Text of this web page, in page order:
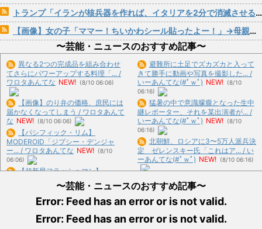
トランプ「イランが核兵器を作れば、イタリアを2分で消滅させる」メローニ「核を持っている国で実際に使ったアホはアメリカだけｗ」
【画像】女の子「ママー！ちいかわシール貼ったよー！」→母親の心をざわつかせてしまうｗｗｗｗ
〜芸能・ニュースのおすすめ記事〜
異なる2つの完成品を組み合わせ
てさらにパワーアップする料理「... /
ワロタあんてな NEW! (8/10 06:06)
【画像】のり弁の価格、庶民には
届かなくなってしまう / ワロタあんて
な NEW! (8/10 06:06)
【パシフィック・リム】
MODEROID「ジプシー・デンジャ
ー... / ワロタあんてな NEW! (8/10
06:06)
【超新星フラッシュマン】
CARBOTIX「フラッシュキング」... /
NEW! (8/10 06:06)
次々消える「複数のお客様より被... /
避難所に土足でズカズカと入って
きて勝手に動画や写真を撮影した... /
いーあんてな(#ﾟｗﾟ) NEW! (8/10
06:16)
猛暑の中で意識朦朧となった生中
継レポーター、それを某出演者が... /
いーあんてな(#ﾟｗﾟ) NEW! (8/10
06:16)
北朝鮮、ロシアに3〜5万人派兵決
定 ゼレンスキー氏「これはア... / い
ーあんてな(#ﾟｗﾟ) NEW! (8/10 06:16)
自民党の若手議員かヤジを食らっ
た石破前首相、「本当に見識のあ... /
いーあんてな(#ﾟｗﾟ) NEW!
06:16)
減税を潰しにいった財務省エース
〜芸能・ニュースのおすすめ記事〜
Error: Feed has an error or is not valid.
Error: Feed has an error or is not valid.